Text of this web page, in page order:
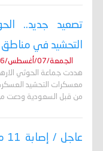
تصعيد جديد..
التحشيد في مناطق
الجمعة/07/أغسطس/2026 - 08:36 م
هددت جماعة الحوثي
معسكرات التحشيد
من قبل السعودية ودعت